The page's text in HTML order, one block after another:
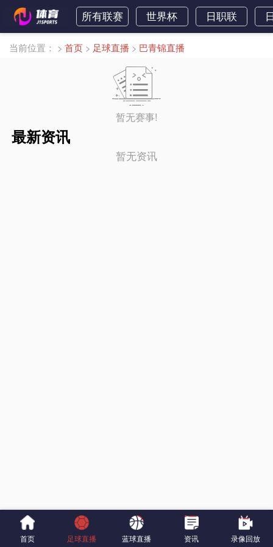
所有联赛 世界杯 日职联
当前位置： > 首页 > 足球直播 > 巴青锦直播
暂无赛事!
最新资讯
暂无资讯
首页 足球直播 蓝球直播 资讯 录像回放